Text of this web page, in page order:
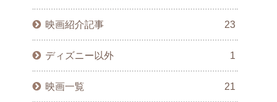
映画紹介記事 23
ディズニー以外 1
映画一覧 21